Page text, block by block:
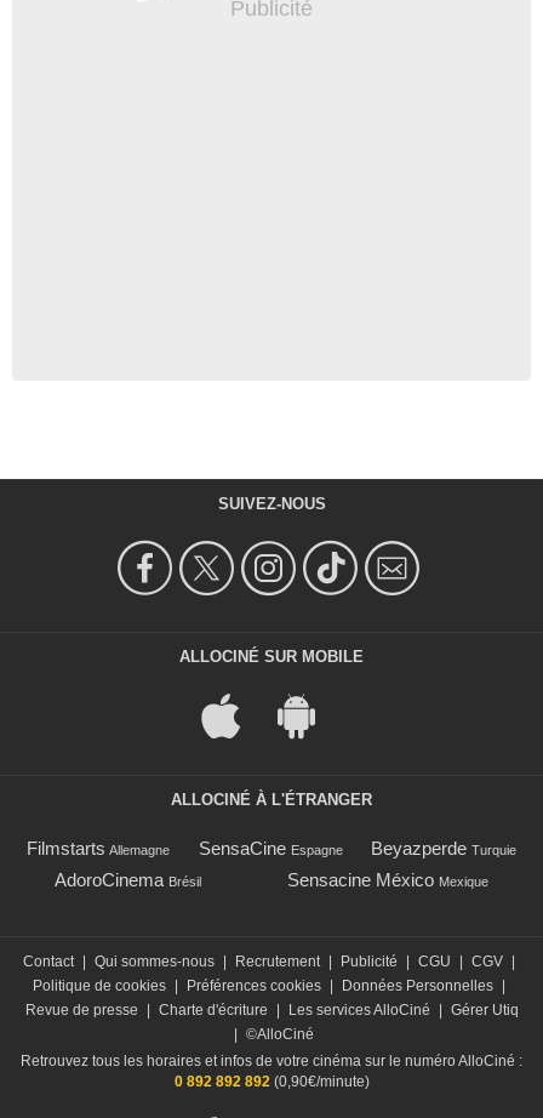
SUIVEZ-NOUS
ALLOCINÉ SUR MOBILE
ALLOCINÉ À L'ÉTRANGER
Filmstarts Allemagne SensaCine Espagne Beyazperde Turquie
AdoroCinema Brésil Sensacine México Mexique
Contact | Qui sommes-nous | Recrutement | Publicité | CGU | CGV |
Politique de cookies | Préférences cookies | Données Personnelles |
Revue de presse
| Charte d'écriture | Les services AlloCiné | Gérer Utiq
| ©AlloCiné
Retrouvez tous les horaires et infos de votre cinéma sur le numéro AlloCiné :
0 892 892 892 (0,90€/minute)